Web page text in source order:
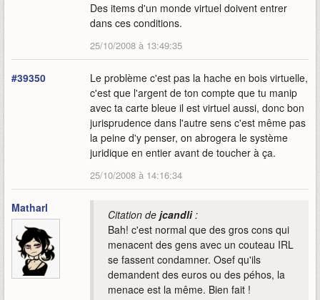
Des items d'un monde virtuel doivent entrer
dans ces conditions.
25/10/2008 à 13:49:35
#39350
Le problème c'est pas la hache en bois virtuelle,
c'est que l'argent de ton compte que tu manip
avec ta carte bleue il est virtuel aussi, donc bon
jurisprudence dans l'autre sens c'est même pas
la peine d'y penser, on abrogera le système
juridique en entier avant de toucher à ça.
25/10/2008 à 14:16:34
Matharl Citation de jcandli:
Bah! c'est normal que des gros cons qui
menacent des gens avec un couteau IRL
se fassent condamner. Osef qu'ils
demandent des euros ou des péhos, la
menace est la même. Bien fait !